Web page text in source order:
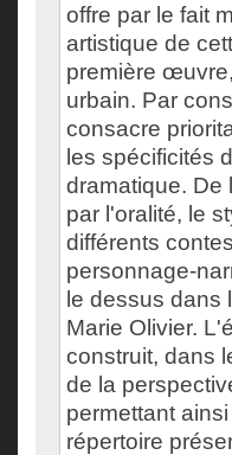
offre par le fait
artistique de
première
urbain. Par
consacre
les spécificités
dramatique. De
par l'oralité, le
différents
personnage-
le dessus
Marie Olivier.
construit, dans
de la
permettant
répertoire